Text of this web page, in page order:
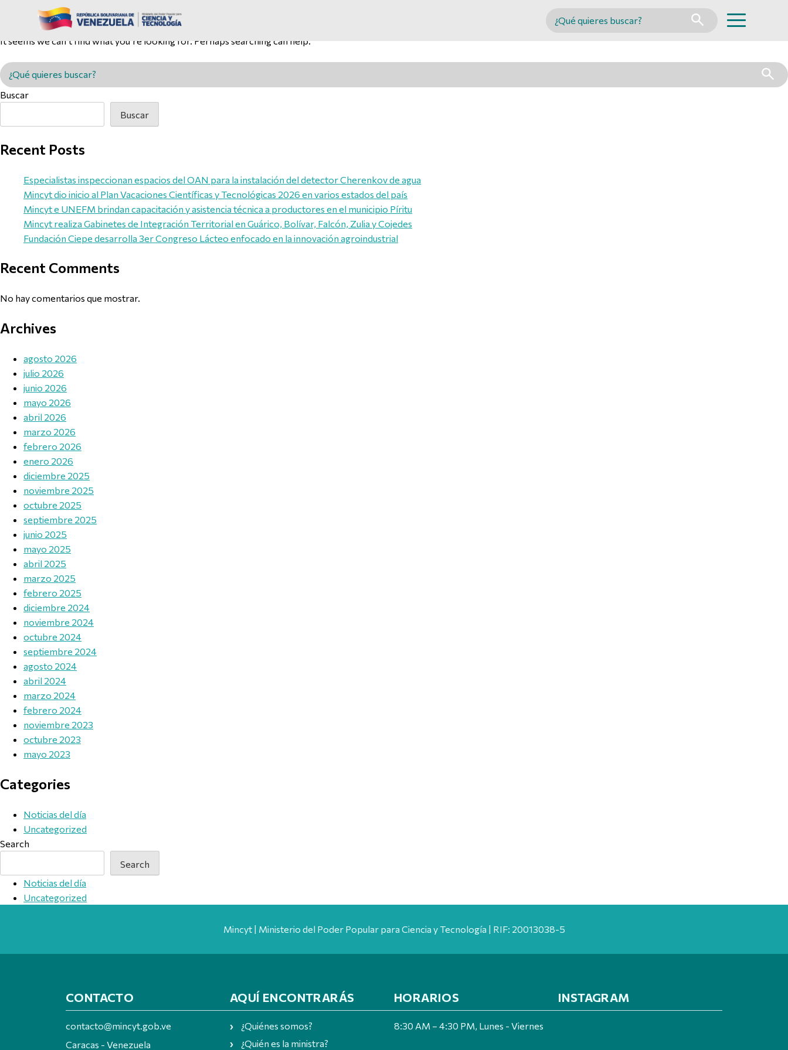
Buscar en MINCYT
Nothing Found
It seems we can’t find what you’re looking for. Perhaps searching can help.
Buscar en MINCYT
Buscar
Buscar
Recent Posts
Especialistas inspeccionan espacios del OAN para la instalación del detector Cherenkov de agua
Mincyt dio inicio al Plan Vacaciones Científicas y Tecnológicas 2026 en varios estados del país
Mincyt e UNEFM brindan capacitación y asistencia técnica a productores en el municipio Píritu
Mincyt realiza Gabinetes de Integración Territorial en Guárico, Bolívar, Falcón, Zulia y Cojedes
Fundación Ciepe desarrolla 3er Congreso Lácteo enfocado en la innovación agroindustrial
Recent Comments
No hay comentarios que mostrar.
Archives
agosto 2026
julio 2026
junio 2026
mayo 2026
abril 2026
marzo 2026
febrero 2026
enero 2026
diciembre 2025
noviembre 2025
octubre 2025
septiembre 2025
junio 2025
mayo 2025
abril 2025
marzo 2025
febrero 2025
diciembre 2024
noviembre 2024
octubre 2024
septiembre 2024
agosto 2024
abril 2024
marzo 2024
febrero 2024
noviembre 2023
octubre 2023
mayo 2023
Categories
Noticias del día
Uncategorized
Search
Search
Noticias del día
Uncategorized
Mincyt | Ministerio del Poder Popular para Ciencia y Tecnología | RIF: 20013038-5
CONTACTO
contacto@mincyt.gob.ve
Caracas - Venezuela
AQUÍ ENCONTRARÁS
¿Quiénes somos?
¿Quién es la ministra?
HORARIOS
8:30 AM – 4:30 PM, Lunes - Viernes
INSTAGRAM